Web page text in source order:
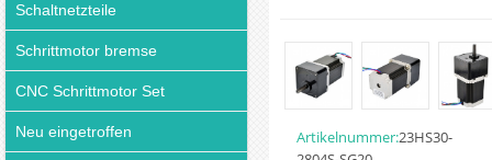
Schaltnetzteile
Schrittmotor bremse
CNC Schrittmotor Set
Neu eingetroffen Artikelnummer:23HS30-